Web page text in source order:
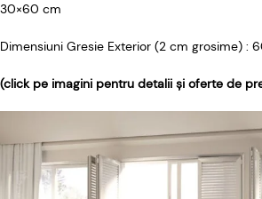
30×60 cm
Dimensiuni Gresie Exterior (2 cm grosime) :
(click pe imagini pentru detalii și oferte de